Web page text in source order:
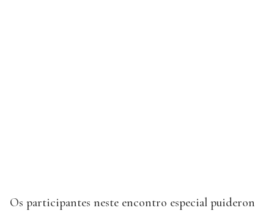
Os participantes neste encontro especial puideron